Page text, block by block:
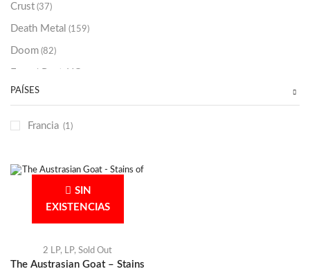
Crust (37)
Death Metal (159)
Doom (82)
Grindcore
(25)
(35)
PAÍSES
Francia (1)
SIN
EXISTENCIAS
2 LP, LP, Sold Out
The Austrasian Goat – Stains